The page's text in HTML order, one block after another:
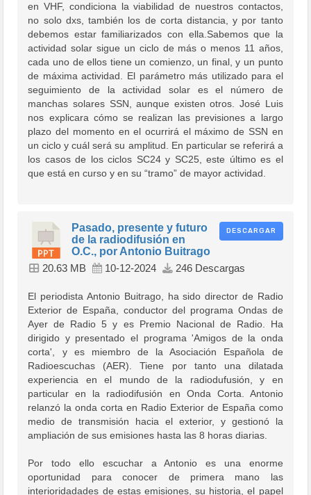
en VHF, condiciona la viabilidad de nuestros contactos,
no solo dxs, también los de corta distancia, y por tanto
debemos estar familiarizados con ella.Sabemos que la
actividad solar sigue un ciclo de más o menos 11 años,
cada uno de ellos tiene un comienzo, un final, y un punto
de máxima actividad. El parámetro más utilizado para el
seguimiento de la actividad solar es el número de
manchas solares SSN, aunque existen otros. José Luis
nos explicara cómo se realizan las previsiones a largo
plazo del momento en el ocurrirá el máximo de SSN en
un ciclo y cuál será su amplitud. En particular se referirá a
los casos de los ciclos SC24 y SC25, este último es el
que está en curso y en su “tramo” de mayor actividad.
DESCARGAR
Pasado, presente y futuro
de la radiodifusión en
O.C., por Antonio Buitrago
20.63 MB 10-12-2024 246 Descargas
El periodista Antonio Buitrago, ha sido director de Radio
Exterior de España, conductor del programa Ondas de
Ayer de Radio 5 y es Premio Nacional de Radio. Ha
dirigido y presentado el programa 'Amigos de la onda
corta', y es miembro de la Asociación Española de
Radioescuchas (AER). Tiene por tanto una dilatada
experiencia en el mundo de la radiodufusión, y en
particular en la radiodifusión en Onda Corta. Antonio
relanzó la onda corta en Radio Exterior de España como
medio de transmisión hacia el exterior, y gestionó la
ampliación de sus emisiones hasta las 8 horas diarias.
Por todo ello escuchar a Antonio es una enorme
oportunidad para conocer de primera mano las
interioridadades de estas emisiones, su historia, el papel